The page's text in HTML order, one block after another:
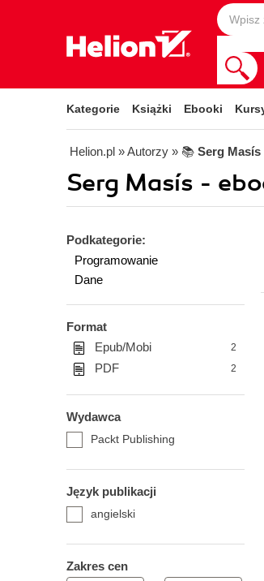
Kategorie Książki Ebooki
Helion.pl » Autorzy » 📚 Serg Masís
Serg Masís -
Podkategorie:
Programowanie
Dane
Format
Epub/Mobi
2
PDF 2
Wydawca
Packt Publishing
Język publikacji
angielski
Zakres cen